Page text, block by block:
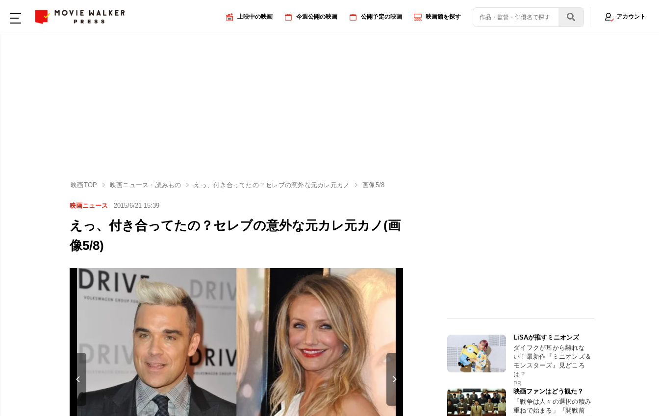
上映中の映画 今週公開の映画 公開予定の映画 映画館を探す アカウント
映画TOP 映画ニュース・読みもの えっ、付き合ってたの？セレブの意外な元カレ元カノ 画像5/8
映画ニュース 2015/6/21 15:39
えっ、付き合ってたの？セレブの意外な元カレ元カノ(画
像5/8)
LiSAが推すミニオンズ
ダイフクが耳から離れな
い！最新作『ミニオンズ＆
モンスターズ』見どころ
は？
PR
映画ファンはどう観た？
「戦争は人々の選択の積み
重ねで始まる」『開戦前